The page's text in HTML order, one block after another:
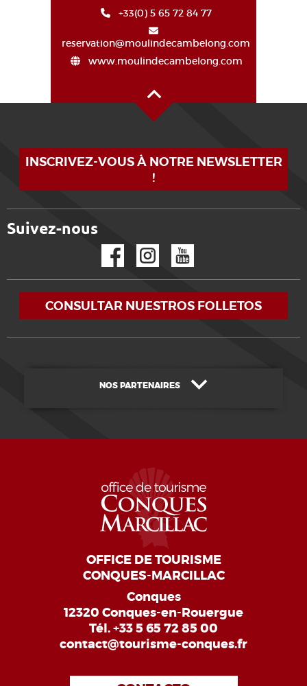
+33(0) 5 65 72 84 77
reservation@moulindecambelong.com
www.moulindecambelong.com
INSCRIVEZ-VOUS À NOTRE NEWSLETTER
!
Suivez-nous
CONSULTAR NUESTROS FOLLETOS
NOS PARTENAIRES
OFFICE DE TOURISME
CONQUES-MARCILLAC
Conques
12320 Conques-en-Rouergue
Tél.+33 5 65 72 85 00
contact@tourisme-conques.fr